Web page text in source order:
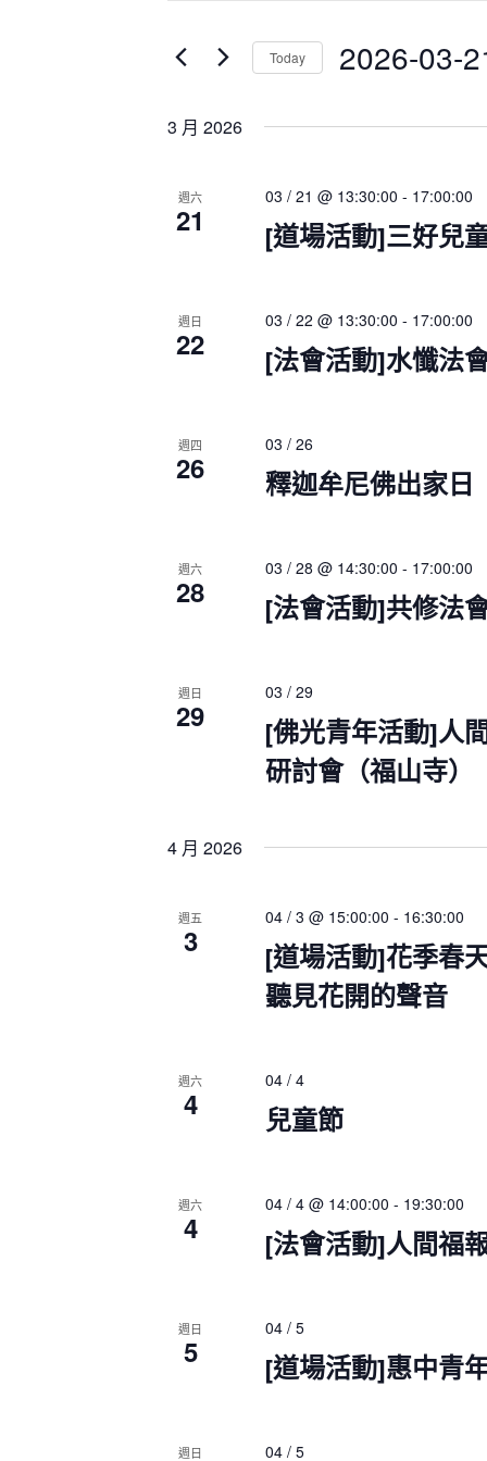
s
a
h
a
e
v
y
o
n
o
Today 2026-03-
c
t
d
e
.
3 月 2026
週六
21 [道場活動]三好兒
03 / 21 @ 13:30:00 - 17:00:00
週日
22 [法會活動]水懺法
03 / 22 @ 13:30:00 - 17:00:00
週四
26 釋迦牟尼佛出家日
03 / 26
週六
28 [法會活動]共修法
03 / 28 @ 14:30:00 - 17:00:00
週日
29
[佛光青年活動]人
研討會（福山寺）
03 / 29
4 月 2026
週五
3
[道場活動]花季春
聽見花開的聲音
04 / 3 @ 15:00:00 - 16:30:00
週六
4 兒童節
04 / 4
週六
4 [法會活動]人間福
04 / 4 @ 14:00:00 - 19:30:00
週日
5 [道場活動]惠中青
04 / 5
週日 04 / 5